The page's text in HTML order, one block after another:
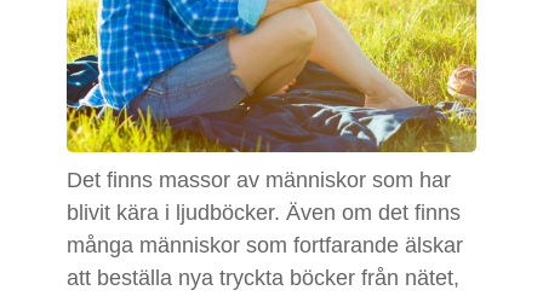
Det finns massor av människor som har
blivit kära i ljudböcker. Även om det finns
många människor som fortfarande älskar
att beställa nya tryckta böcker från nätet,